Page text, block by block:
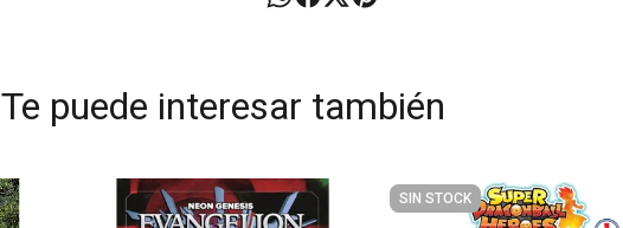
Te puede interesar también
SIN STOCK